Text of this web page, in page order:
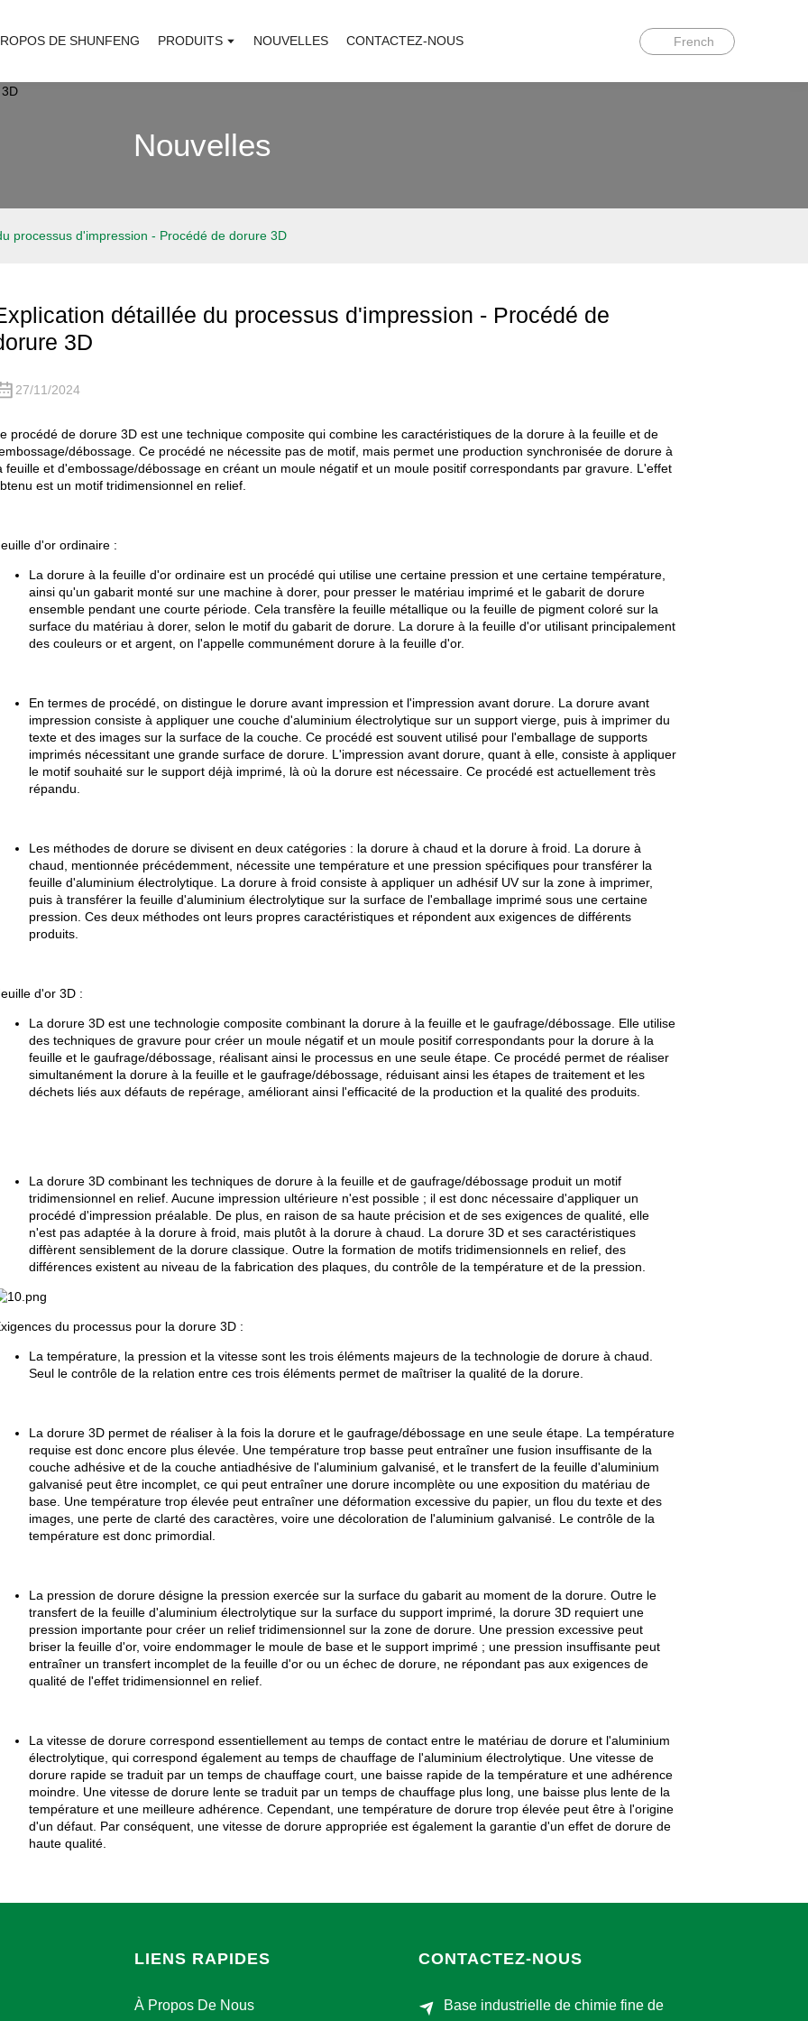
DE SHUNFENG PRODUITS NOUVELLES CONTACTEZ-NOUS French
Nouvelles
processus d'impression - Procédé de dorure 3D
détaillée du processus d'impression - Procédé de
3D
27/11/2024
procédé de dorure 3D est une technique composite qui combine les caractéristiques de la dorure à la feuille et de
débossage. Ce procédé ne nécessite pas de motif, mais permet une production synchronisée de dorure à
feuille et d'embossage/débossage en créant un moule négatif et un moule positif correspondants par gravure. L'effet
est un motif tridimensionnel en relief.
d'or ordinaire :
La dorure à la feuille d'or ordinaire est un procédé qui utilise une certaine pression et une certaine température,
ainsi qu'un gabarit monté sur une machine à dorer, pour presser le matériau imprimé et le gabarit de dorure
ensemble pendant une courte période. Cela transfère la feuille métallique ou la feuille de pigment coloré sur la
surface du matériau à dorer, selon le motif du gabarit de dorure. La dorure à la feuille d'or utilisant principalement
des couleurs or et argent, on l'appelle communément dorure à la feuille d'or.
En termes de procédé, on distingue le dorure avant impression et l'impression avant dorure. La dorure avant
impression consiste à appliquer une couche d'aluminium électrolytique sur un support vierge, puis à imprimer du
texte et des images sur la surface de la couche. Ce procédé est souvent utilisé pour l'emballage de supports
imprimés nécessitant une grande surface de dorure. L'impression avant dorure, quant à elle, consiste à appliquer
le motif souhaité sur le support déjà imprimé, là où la dorure est nécessaire. Ce procédé est actuellement très
répandu.
Les méthodes de dorure se divisent en deux catégories : la dorure à chaud et la dorure à froid. La dorure à
chaud, mentionnée précédemment, nécessite une température et une pression spécifiques pour transférer la
feuille d'aluminium électrolytique. La dorure à froid consiste à appliquer un adhésif UV sur la zone à imprimer,
puis à transférer la feuille d'aluminium électrolytique sur la surface de l'emballage imprimé sous une certaine
pression. Ces deux méthodes ont leurs propres caractéristiques et répondent aux exigences de différents
produits.
d'or 3D :
La dorure 3D est une technologie composite combinant la dorure à la feuille et le gaufrage/débossage. Elle utilise
des techniques de gravure pour créer un moule négatif et un moule positif correspondants pour la dorure à la
feuille et le gaufrage/débossage, réalisant ainsi le processus en une seule étape. Ce procédé permet de réaliser
simultanément la dorure à la feuille et le gaufrage/débossage, réduisant ainsi les étapes de traitement et les
déchets liés aux défauts de repérage, améliorant ainsi l'efficacité de la production et la qualité des produits.
La dorure 3D combinant les techniques de dorure à la feuille et de gaufrage/débossage produit un motif
tridimensionnel en relief. Aucune impression ultérieure n'est possible ; il est donc nécessaire d'appliquer un
procédé d'impression préalable. De plus, en raison de sa haute précision et de ses exigences de qualité, elle
n'est pas adaptée à la dorure à froid, mais plutôt à la dorure à chaud. La dorure 3D et ses caractéristiques
diffèrent sensiblement de la dorure classique. Outre la formation de motifs tridimensionnels en relief, des
différences existent au niveau de la fabrication des plaques, du contrôle de la température et de la pression.
du processus pour la dorure 3D :
La température, la pression et la vitesse sont les trois éléments majeurs de la technologie de dorure à chaud.
Seul le contrôle de la relation entre ces trois éléments permet de maîtriser la qualité de la dorure.
La dorure 3D permet de réaliser à la fois la dorure et le gaufrage/débossage en une seule étape. La température
requise est donc encore plus élevée. Une température trop basse peut entraîner une fusion insuffisante de la
couche adhésive et de la couche antiadhésive de l'aluminium galvanisé, et le transfert de la feuille d'aluminium
galvanisé peut être incomplet, ce qui peut entraîner une dorure incomplète ou une exposition du matériau de
base. Une température trop élevée peut entraîner une déformation excessive du papier, un flou du texte et des
images, une perte de clarté des caractères, voire une décoloration de l'aluminium galvanisé. Le contrôle de la
température est donc primordial.
La pression de dorure désigne la pression exercée sur la surface du gabarit au moment de la dorure. Outre le
transfert de la feuille d'aluminium électrolytique sur la surface du support imprimé, la dorure 3D requiert une
pression importante pour créer un relief tridimensionnel sur la zone de dorure. Une pression excessive peut
briser la feuille d'or, voire endommager le moule de base et le support imprimé ; une pression insuffisante peut
entraîner un transfert incomplet de la feuille d'or ou un échec de dorure, ne répondant pas aux exigences de
qualité de l'effet tridimensionnel en relief.
La vitesse de dorure correspond essentiellement au temps de contact entre le matériau de dorure et l'aluminium
électrolytique, qui correspond également au temps de chauffage de l'aluminium électrolytique. Une vitesse de
dorure rapide se traduit par un temps de chauffage court, une baisse rapide de la température et une adhérence
moindre. Une vitesse de dorure lente se traduit par un temps de chauffage plus long, une baisse plus lente de la
température et une meilleure adhérence. Cependant, une température de dorure trop élevée peut être à l'origine
d'un défaut. Par conséquent, une vitesse de dorure appropriée est également la garantie d'un effet de dorure de
haute qualité.
LIENS RAPIDES
À Propos De Nous
CONTACTEZ-NOUS
Base industrielle de chimie fine de